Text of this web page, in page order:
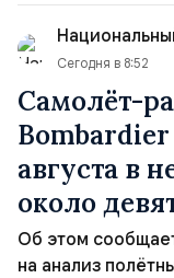
предоставлении
услу...
Сегодня в 8:52
Самолёт-
августа в
около
Об этом
на анализ